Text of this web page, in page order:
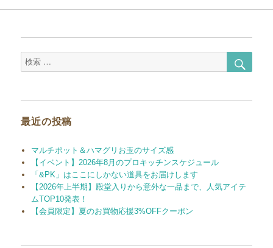
検
索
索
最近の投稿
マルチポット＆ハマグリお玉のサイズ感
【イベント】2026年8月のプロキッチンスケジュール
「&PK」はここにしかない道具をお届けします
【2026年上半期】殿堂入りから意外な一品まで、人気アイテ
ムTOP10発表！
【会員限定】夏のお買物応援3%OFFクーポン